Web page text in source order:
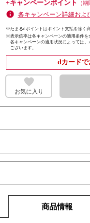
+キャンペーンポイント
（
各キャンペーン詳細およ
※たまるdポイントはポイント支払を除く
※表示倍率は各キャンペーンの適用条件を
各キャンペーンの適用状況によっては
ございます。
dカード
お気に入り
商品情報